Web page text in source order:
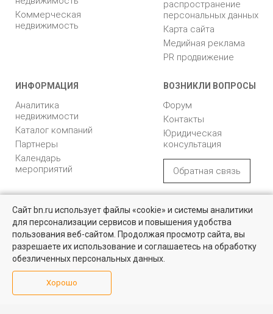
Коммерческая
недвижимость
распространение
персональных данных
Карта сайта
Медийная реклама
PR продвижение
ИНФОРМАЦИЯ
Аналитика
недвижимости
Каталог компаний
Партнеры
Календарь
мероприятий
ВОЗНИКЛИ ВОПРОСЫ
Форум
Контакты
Юридическая
консультация
Обратная связь
с ограниченной
ответственностью
"Управляющая
недвижимости"
«БН»
196105, Санкт-
Петербург, пр. Юрия
Гагарина, 1
reklama@bn.ru
Сайт bn.ru использует файлы «cookie» и системы аналитики
для персонализации сервисов и повышения удобства
пользования веб-сайтом. Продолжая просмотр сайта, вы
разрешаете их использование и соглашаетесь на обработку
обезличенных персональных данных.
Хорошо